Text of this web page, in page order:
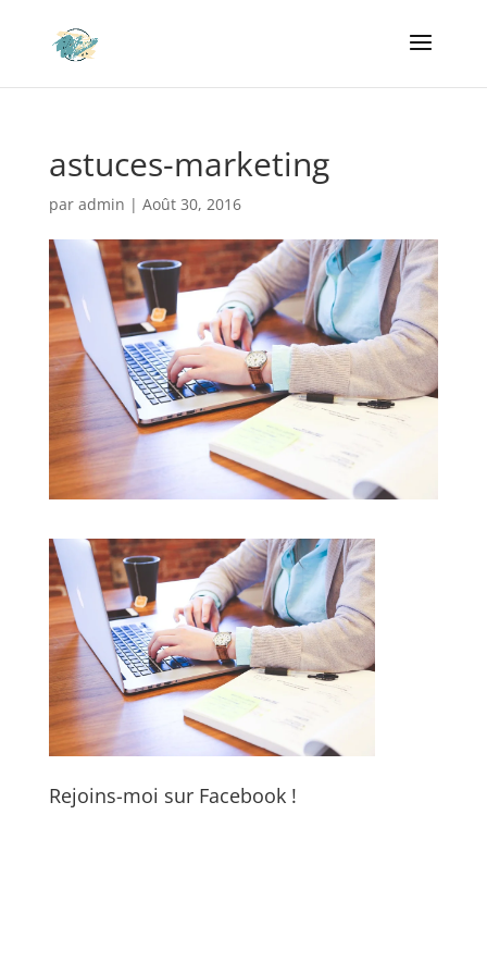
astuces-marketing
par admin | Août 30, 2016
Rejoins-moi sur Facebook !